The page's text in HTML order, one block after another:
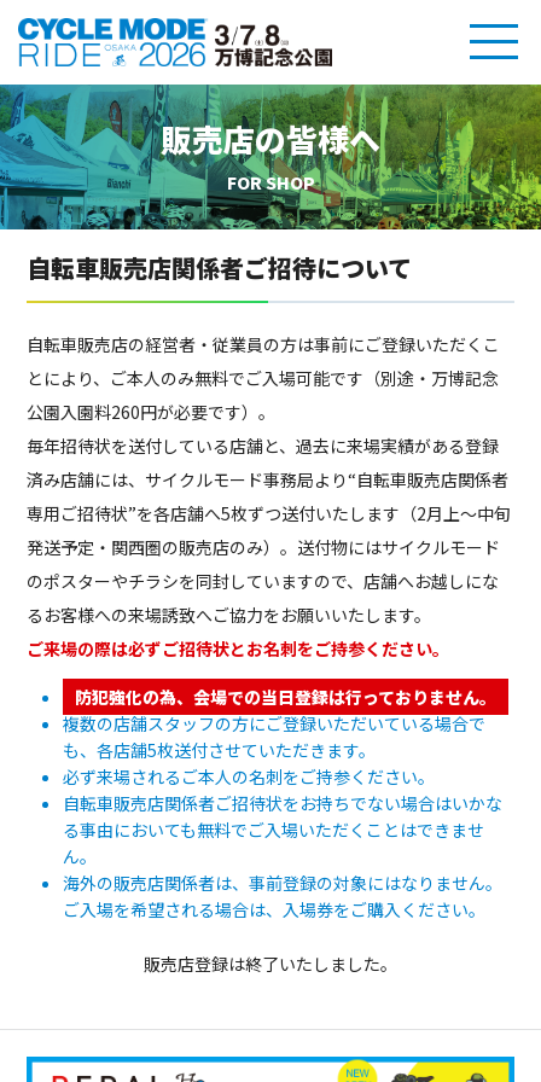
販売店の皆様へ
FOR SHOP
自転車販売店関係者ご招待について
自転車販売店の経営者・従業員の方は事前にご登録いただくこ
とにより、ご本人のみ無料でご入場可能です（別途・万博記念
公園入園料260円が必要です）。
毎年招待状を送付している店舗と、過去に来場実績がある登録
済み店舗には、サイクルモード事務局より“自転車販売店関係者
専用ご招待状”を各店舗へ5枚ずつ送付いたします（2月上〜中旬
発送予定・関西圏の販売店のみ）。送付物にはサイクルモード
のポスターやチラシを同封していますので、店舗へお越しにな
るお客様への来場誘致へご協力をお願いいたします。
ご来場の際は必ずご招待状とお名刺をご持参ください。
防犯強化の為、会場での当日登録は行っておりません。
複数の店舗スタッフの方にご登録いただいている場合で
も、各店舗5枚送付させていただきます。
必ず来場されるご本人の名刺をご持参ください。
自転車販売店関係者ご招待状をお持ちでない場合はいかな
る事由においても無料でご入場いただくことはできませ
ん。
海外の販売店関係者は、事前登録の対象にはなりません。
ご入場を希望される場合は、入場券をご購入ください。
販売店登録は終了いたしました。